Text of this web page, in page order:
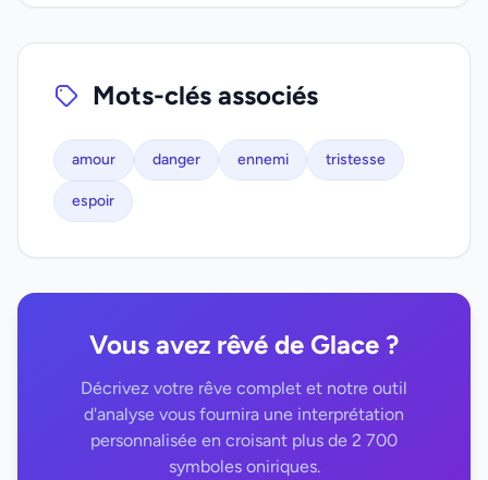
Mots-clés associés
amour danger ennemi tristesse
espoir
Vous avez rêvé de Glace ?
Décrivez votre rêve complet et notre outil
d'analyse vous fournira une interprétation
personnalisée en croisant plus de 2 700
symboles oniriques.